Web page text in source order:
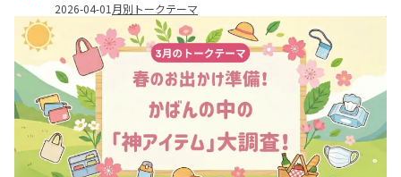
2026-04-01 月別トークテーマ